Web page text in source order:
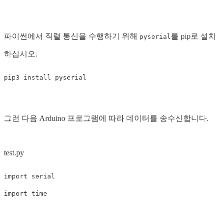
파이썬에서 직렬 통신을 수행하기 위해 pyserial 를 pip로 설치
하십시오.
그런 다음 Arduino 프로그램에 따라 데이터를 송수신합니다.
test.py
import serial
import time